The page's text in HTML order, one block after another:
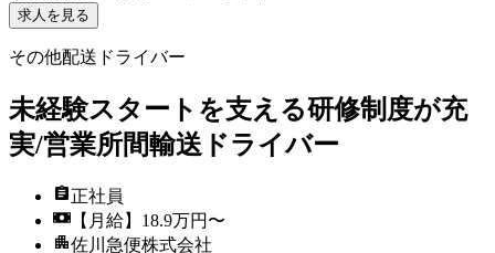
求人を見る
その他配送ドライバー
未経験スタートを支える研修制度が充
実/営業所間輸送ドライバー
正社員
【月給】18.9万円〜
佐川急便株式会社